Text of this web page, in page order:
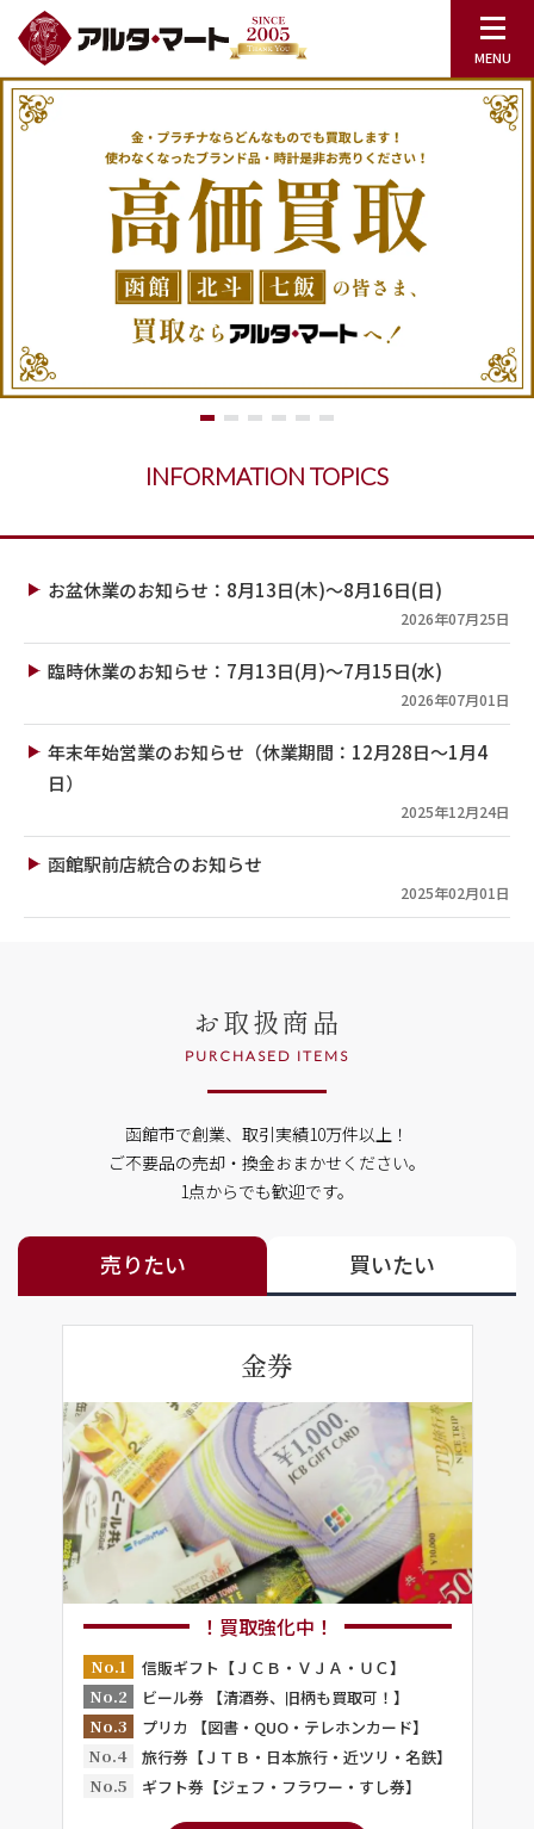
INFORMATION TOPICS
お盆休業のお知らせ：8月13日(木)～8月16日(日)
2026年07月25日
臨時休業のお知らせ：7月13日(月)～7月15日(水)
2026年07月01日
年末年始営業のお知らせ（休業期間：12月28日～1月4
日）
2025年12月24日
函館駅前店統合のお知らせ
2025年02月01日
お取扱商品
PURCHASED ITEMS
函館市で創業、取引実績10万件以上！
ご不要品の売却・換金おまかせください。
1点からでも歓迎です。
売りたい 買いたい
金券
！買取強化中！
No.1
信販ギフト【ＪＣＢ・ＶＪＡ・ＵＣ】
No.2
ビール券 【清酒券、旧柄も買取可！】
No.3
プリカ 【図書・QUO・テレホンカード】
No.4
旅行券【ＪＴＢ・日本旅行・近ツリ・名鉄】
No.5
ギフト券【ジェフ・フラワー・すし券】